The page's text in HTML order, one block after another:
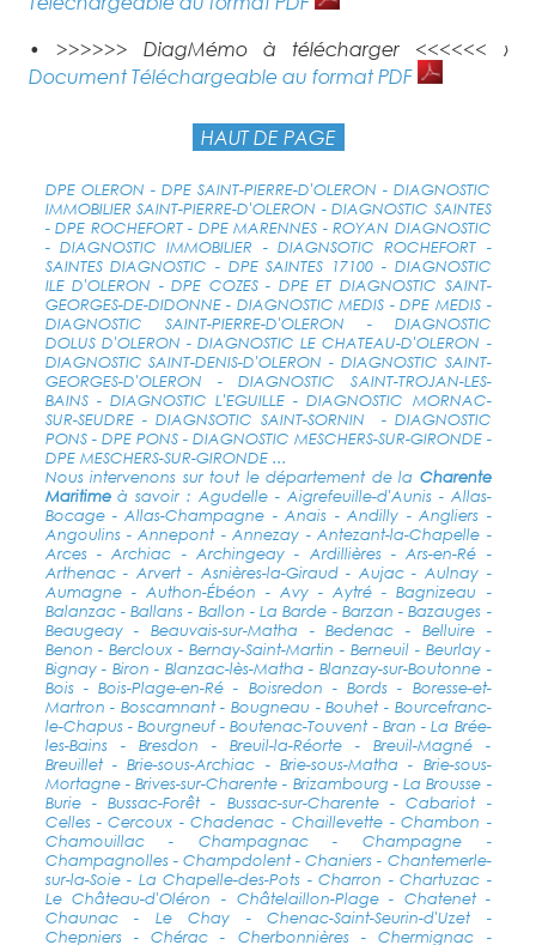
• >>>>>> DiagMémo à télécharger <<<<<< ›
Document Téléchargeable au format PDF
HAUT DE PAGE
DPE OLERON - DPE SAINT-PIERRE-D'OLERON - DIAGNOSTIC
IMMOBILIER SAINT-PIERRE-D'OLERON - DIAGNOSTIC SAINTES
- DPE ROCHEFORT - DPE MARENNES - ROYAN DIAGNOSTIC
- DIAGNOSTIC IMMOBILIER - DIAGNSOTIC ROCHEFORT -
SAINTES DIAGNOSTIC - DPE SAINTES 17100 - DIAGNOSTIC
ILE D'OLERON - DPE COZES - DPE ET DIAGNOSTIC SAINT-
GEORGES-DE-DIDONNE - DIAGNOSTIC MEDIS - DPE MEDIS -
DIAGNOSTIC SAINT-PIERRE-D'OLERON - DIAGNOSTIC
DOLUS D'OLERON - DIAGNOSTIC LE CHATEAU-D'OLERON -
DIAGNOSTIC SAINT-DENIS-D'OLERON - DIAGNOSTIC SAINT-
GEORGES-D'OLERON - DIAGNOSTIC SAINT-TROJAN-LES-
BAINS - DIAGNOSTIC L'EGUILLE - DIAGNOSTIC MORNAC-
SUR-SEUDRE - DIAGNSOTIC SAINT-SORNIN - DIAGNOSTIC
PONS - DPE PONS - DIAGNOSTIC MESCHERS-SUR-GIRONDE -
DPE MESCHERS-SUR-GIRONDE ...
Nous intervenons sur tout le département de la Charente
Maritimeà savoir : Agudelle - Aigrefeuille-d'Aunis - Allas-
Bocage - Allas-Champagne - Anais - Andilly - Angliers -
Angoulins - Annepont - Annezay - Antezant-la-Chapelle -
Arces - Archiac - Archingeay - Ardillières - Ars-en-Ré -
Arthenac - Arvert - Asnières-la-Giraud - Aujac - Aulnay -
Aumagne - Authon-Ébéon - Avy - Aytré - Bagnizeau -
Balanzac - Ballans - Ballon - La Barde - Barzan - Bazauges -
Beaugeay - Beauvais-sur-Matha - Bedenac - Belluire -
Benon - Bercloux - Bernay-Saint-Martin - Berneuil - Beurlay -
Bignay - Biron - Blanzac-lès-Matha - Blanzay-sur-Boutonne -
Bois - Bois-Plage-en-Ré - Boisredon - Bords - Boresse-et-
Martron - Boscamnant - Bougneau - Bouhet - Bourcefranc-
le-Chapus - Bourgneuf - Boutenac-Touvent - Bran - La Brée-
les-Bains - Bresdon - Breuil-la-Réorte - Breuil-Magné -
Breuillet - Brie-sous-Archiac - Brie-sous-Matha - Brie-sous-
Mortagne - Brives-sur-Charente - Brizambourg - La Brousse -
Burie - Bussac-Forêt - Bussac-sur-Charente - Cabariot -
Celles - Cercoux - Chadenac - Chaillevette - Chambon -
Chamouillac - Champagnac - Champagne -
Champagnolles - Champdolent - Chaniers - Chantemerle-
sur-la-Soie - La Chapelle-des-Pots - Charron - Chartuzac -
Le Château-d'Oléron - Châtelaillon-Plage - Chatenet -
Chaunac - Le Chay - Chenac-Saint-Seurin-d'Uzet -
Chepniers - Chérac - Cherbonnières - Chermignac -